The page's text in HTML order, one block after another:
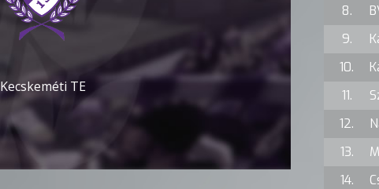
Kecskeméti TE
8.
9.
10.
11.
12.
13.
14.